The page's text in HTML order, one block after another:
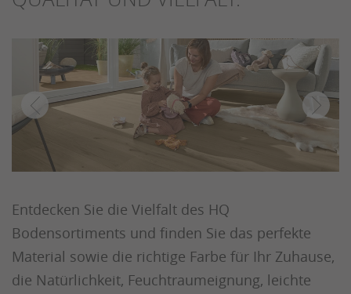
Entdecken Sie die Vielfalt des HQ
Bodensortiments und finden Sie das perfekte
Material sowie die richtige Farbe für Ihr Zuhause,
die Natürlichkeit, Feuchtraumeignung, leichte